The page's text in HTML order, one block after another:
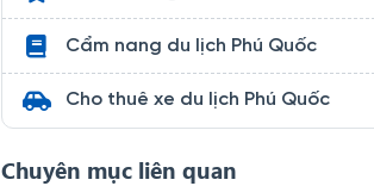
Cẩm nang du lịch Phú Quốc
Cho thuê xe du lịch Phú Quốc
Chuyên mục liên quan